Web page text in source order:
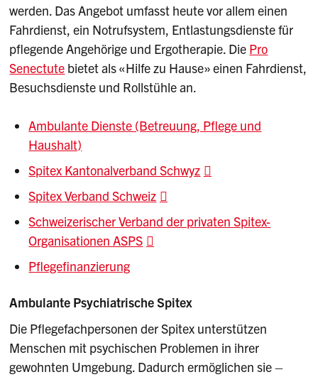
werden. Das Angebot umfasst heute vor allem einen
Fahrdienst, ein Notrufsystem, Entlastungsdienste für
pflegende Angehörige und Ergotherapie. Die Pro
Senectute bietet als «Hilfe zu Hause» einen Fahrdienst,
Besuchsdienste und Rollstühle an.
Ambulante Dienste (Betreuung, Pflege und
Haushalt)
Spitex Kantonalverband Schwyz
Spitex Verband Schweiz
Schweizerischer Verband der privaten Spitex-
Organisationen ASPS
Pflegefinanzierung
Ambulante Psychiatrische Spitex
Die Pflegefachpersonen der Spitex unterstützen
Menschen mit psychischen Problemen in ihrer
gewohnten Umgebung. Dadurch ermöglichen sie –